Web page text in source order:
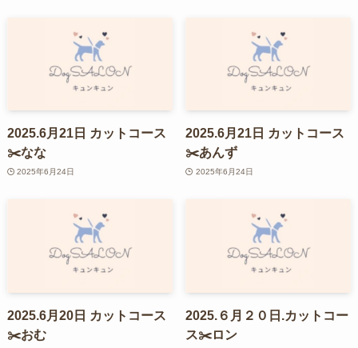
2025.6月21日 カットコース
✂️なな
2025年6月24日
2025.6月21日 カットコース
✂️あんず
2025年6月24日
2025.6月20日 カットコース
✂️おむ
2025.６月２０日.カットコー
ス✂️ロン